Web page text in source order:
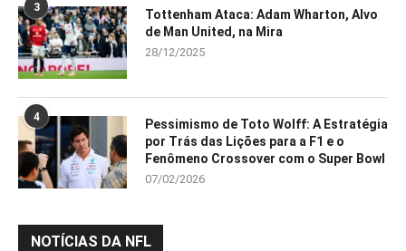
3
Tottenham Ataca: Adam Wharton, Alvo
de Man United, na Mira
28/12/2025
4
Pessimismo de Toto Wolff: A Estratégia
por Trás das Lições para a F1 e o
Fenômeno Crossover com o Super Bowl
07/02/2026
NOTÍCIAS DA NFL